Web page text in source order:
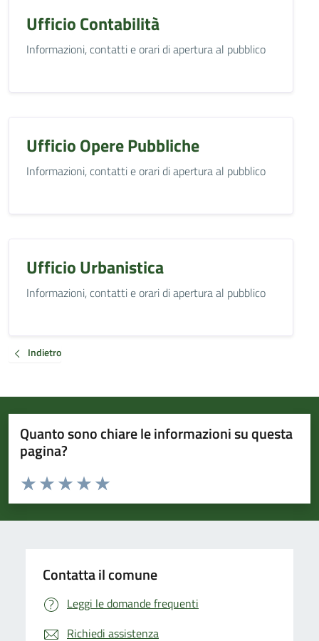
Ufficio Contabilità
Informazioni, contatti e orari di apertura al pubblico
Ufficio Opere Pubbliche
Informazioni, contatti e orari di apertura al pubblico
Ufficio Urbanistica
Informazioni, contatti e orari di apertura al pubblico
Indietro
Quanto sono chiare le informazioni su questa
pagina?
Valuta da 1 a 5 stelle la pagina
Valuta 5 stelle su 5
Valuta 4 stelle su 5
Valuta 3 stelle su 5
Valuta 2 stelle su 5
Valuta 1 stelle su 5
Contatta il comune
Leggi le domande frequenti
Richiedi assistenza